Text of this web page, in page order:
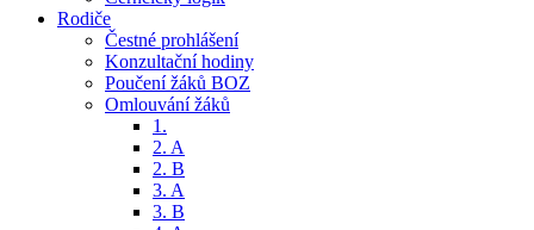
Rodiče
Čestné prohlášení
Konzultační hodiny
Poučení žáků BOZ
Omlouvání žáků
1.
2. A
2. B
3. A
3. B